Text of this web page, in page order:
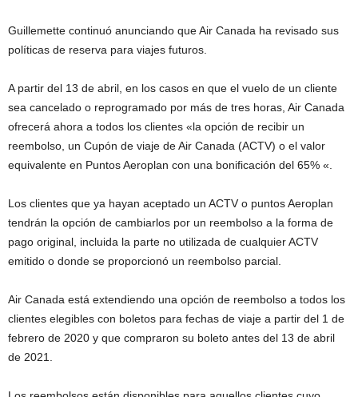
Guillemette continuó anunciando que Air Canada ha revisado sus
políticas de reserva para viajes futuros.
A partir del 13 de abril, en los casos en que el vuelo de un cliente
sea cancelado o reprogramado por más de tres horas, Air Canada
ofrecerá ahora a todos los clientes «la opción de recibir un
reembolso, un Cupón de viaje de Air Canada (ACTV) o el valor
equivalente en Puntos Aeroplan con una bonificación del 65% «.
Los clientes que ya hayan aceptado un ACTV o puntos Aeroplan
tendrán la opción de cambiarlos por un reembolso a la forma de
pago original, incluida la parte no utilizada de cualquier ACTV
emitido o donde se proporcionó un reembolso parcial.
Air Canada está extendiendo una opción de reembolso a todos los
clientes elegibles con boletos para fechas de viaje a partir del 1 de
febrero de 2020 y que compraron su boleto antes del 13 de abril
de 2021.